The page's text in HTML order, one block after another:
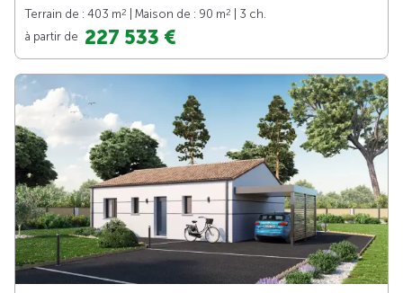
Terrain de : 403 m2 | Maison de : 90 m2
| 3 ch.
à partir de 227 533 €